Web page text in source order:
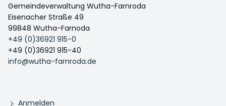
Gemeindeverwaltung Wutha-Farnroda
Eisenacher Straße 49
99848 Wutha-Farnoda
+49 (0)36921 915-0
+49 (0)36921 915-40
info@wutha-farnroda.de
Anmelden